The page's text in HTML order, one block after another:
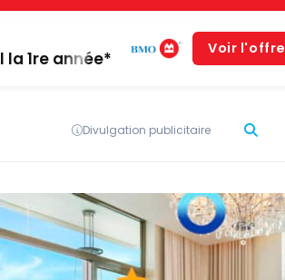
la 1re année*
Voir l'offre
Divulgation publicitaire